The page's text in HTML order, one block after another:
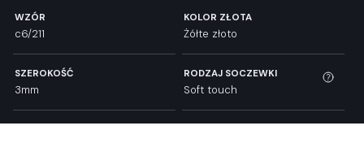
WZÓR
c6/211
KOLOR ZŁOTA
Żółte złoto
SZEROKOŚĆ
3mm
RODZAJ SOCZEWKI
Soft touch